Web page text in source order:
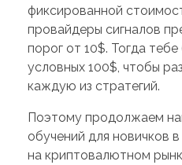
фиксированной
провайдеры сигналов
порог от 10$. Тогда
условных 100$, чтобы
каждую из стратегий.
Поэтому продолжаем
обучений для новичков
на криптовалютном